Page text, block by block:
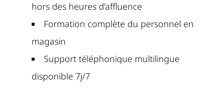
hors des heures d’affluence
Formation complète du personnel en
magasin
Support téléphonique multilingue
disponible 7j/7